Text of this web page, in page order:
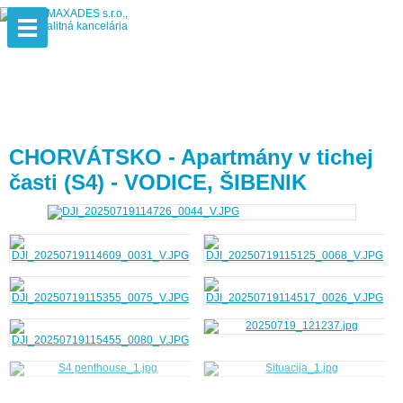
CHORVÁTSKO - Apartmány v tichej
časti (S4) - VODICE, ŠIBENIK